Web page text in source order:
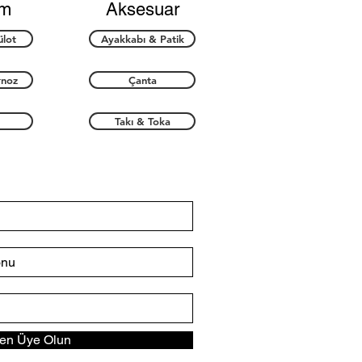
Aksesuar
Ayakkabı & Patik
Çanta
Takı & Toka
Üye Olun